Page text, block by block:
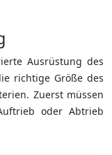
Ausrüstung des
richtige Größe des
Zuerst müssen
oder Abtrieb